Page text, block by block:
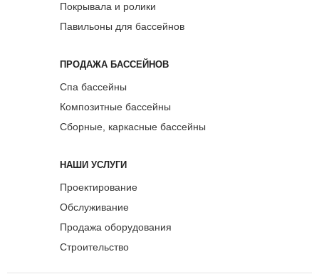
Покрывала и ролики
Павильоны для бассейнов
ПРОДАЖА БАССЕЙНОВ
Спа бассейны
Композитные бассейны
Сборные, каркасные бассейны
НАШИ УСЛУГИ
Проектирование
Обслуживание
Продажа оборудования
Строительство